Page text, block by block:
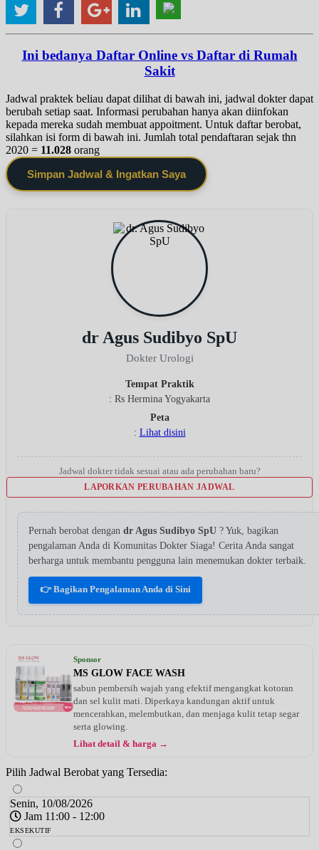
Ini bedanya Daftar Online vs Daftar di Rumah
Sakit
Jadwal praktek beliau dapat dilihat di bawah ini, jadwal dokter dapat
berubah setiap saat. Informasi perubahan hanya akan diinfokan
kepada mereka sudah membuat appoitment. Untuk daftar berobat,
silahkan isi form di bawah ini. Jumlah total pendaftaran sejak thn
2020 = 11.028 orang
Simpan Jadwal & Ingatkan Saya
dr Agus Sudibyo SpU
Dokter Urologi
Tempat Praktik
: Rs Hermina Yogyakarta
Peta
: Lihat disini
Jadwal dokter tidak sesuai atau ada perubahan baru?
LAPORKAN PERUBAHAN JADWAL
Pernah berobat dengan dr Agus Sudibyo SpU ? Yuk, bagikan
pengalaman Anda di Komunitas Dokter Siaga! Cerita Anda sangat
berharga untuk membantu pengguna lain menemukan dokter terbaik.
👉 Bagikan Pengalaman Anda di Sini
Sponsor
MS GLOW FACE WASH
sabun pembersih wajah yang efektif mengangkat kotoran
dan sel kulit mati. Diperkaya kandungan aktif untuk
mencerahkan, melembutkan, dan menjaga kulit tetap segar
serta glowing.
Lihat detail & harga →
Pilih Jadwal Berobat yang Tersedia:
Senin, 10/08/2026
Jam 11:00 - 12:00
EKSEKUTIF